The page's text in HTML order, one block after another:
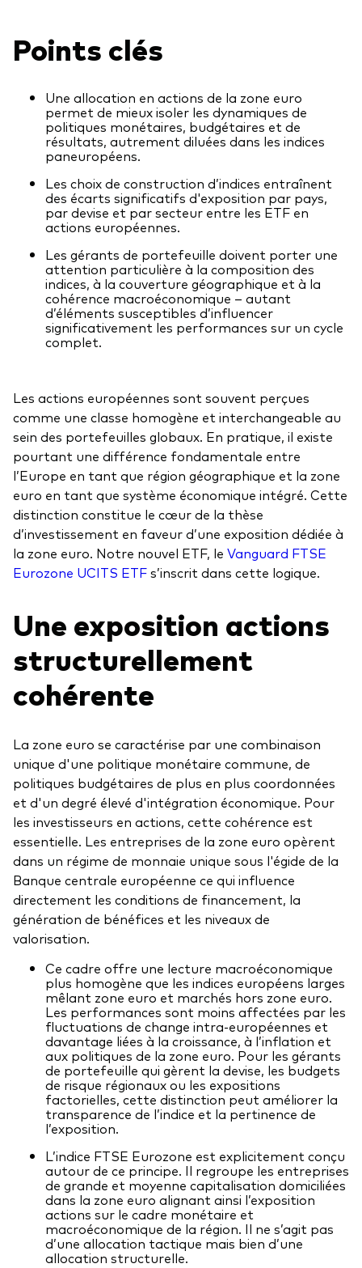
Comment investir avec nous
Investir avec Vanguard
Documents juridiques
Gérance des placements
Points clés
Une allocation en actions de la zone euro
permet de mieux isoler les dynamiques de
politiques monétaires, budgétaires et de
résultats, autrement diluées dans les indices
paneuropéens.
Les choix de construction d’indices entraînent
des écarts significatifs d'exposition par pays,
par devise et par secteur entre les ETF en
actions européennes.
Les gérants de portefeuille doivent porter une
attention particulière à la composition des
indices, à la couverture géographique et à la
cohérence macroéconomique – autant
d’éléments susceptibles d’influencer
significativement les performances sur un cycle
complet.
Les actions européennes sont souvent perçues
comme une classe homogène et interchangeable au
sein des portefeuilles globaux. En pratique, il existe
pourtant une différence fondamentale entre
l’Europe en tant que région géographique et la zone
euro en tant que système économique intégré. Cette
distinction constitue le cœur de la thèse
d’investissement en faveur d’une exposition dédiée à
la zone euro. Notre nouvel ETF, le Vanguard FTSE
Eurozone UCITS ETFs’inscrit dans cette logique.
Une exposition actions
structurellement
cohérente
La zone euro se caractérise par une combinaison
unique d'une politique monétaire commune, de
politiques budgétaires de plus en plus coordonnées
et d'un degré élevé d'intégration économique. Pour
les investisseurs en actions, cette cohérence est
essentielle. Les entreprises de la zone euro opèrent
dans un régime de monnaie unique sous l'égide de la
Banque centrale européenne ce qui influence
directement les conditions de financement, la
génération de bénéfices et les niveaux de
valorisation.
Ce cadre offre une lecture macroéconomique
plus homogène que les indices européens larges
mêlant zone euro et marchés hors zone euro.
Les performances sont moins affectées par les
fluctuations de change intra-européennes et
davantage liées à la croissance, à l’inflation et
aux politiques de la zone euro. Pour les gérants
de portefeuille qui gèrent la devise, les budgets
de risque régionaux ou les expositions
factorielles, cette distinction peut améliorer la
transparence de l’indice et la pertinence de
l’exposition.
L’indice FTSE Eurozone est explicitement conçu
autour de ce principe. Il regroupe les entreprises
de grande et moyenne capitalisation domiciliées
dans la zone euro alignant ainsi l’exposition
actions sur le cadre monétaire et
macroéconomique de la région. Il ne s’agit pas
d’une allocation tactique mais bien d’une
allocation structurelle.